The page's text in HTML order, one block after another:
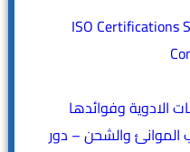
ISO Certifications
الادوية وفوائدها
الموانئ والشحن – دور